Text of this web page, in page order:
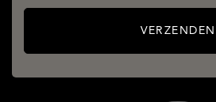
VERZENDEN
DIENSTEN